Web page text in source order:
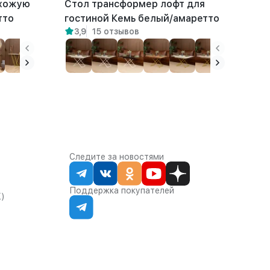
Стол трансформер лофт для
гостиной Кемь белый/амаретто
3,9 15 отзывов
Следите за новостями
Поддержка покупателей